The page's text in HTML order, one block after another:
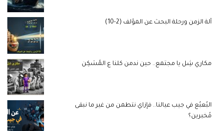
آلة الزمن ورحلة البحث عن المؤلف (2-10)
مكاري شِل يا مجتمع.. حين ندمن كلنا ع المُسَكِن
البُعبُع في جيب عيالنا.. فإزاي نتطمن من غير ما نبقى
مُخبرين؟